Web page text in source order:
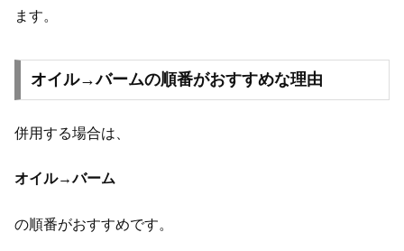
ます。
オイル→バームの順番がおすすめな理由
併用する場合は、
オイル→バーム
の順番がおすすめです。